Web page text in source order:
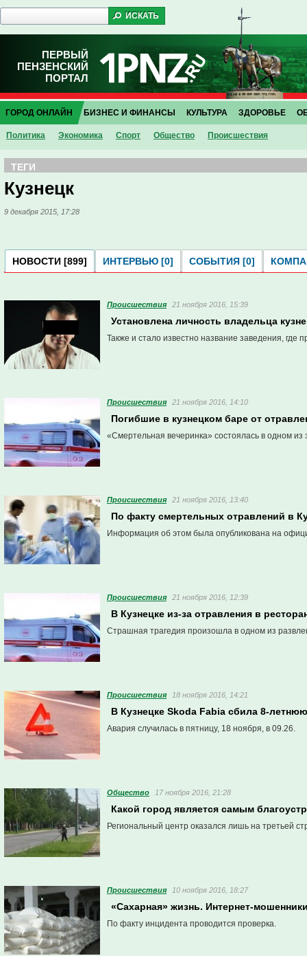
ПЕРВЫЙ
ПЕНЗЕНСКИЙ
ПОРТАЛ
ГОРОД ОНЛАЙН
Политика Экономика Спорт Общество Проиcшествия
БИЗНЕС И ФИНАНСЫ КУЛЬТУРА ЗДОРОВЬЕ
ТЕГИ
Кузнецк
9 декабря 2015, 17:28
НОВОСТИ [899] ИНТЕРВЬЮ [0] СОБЫТИЯ [0]
Проиcшествия 21 ноября 2016, 15:39
Установлена личность владельца
Также и стало известно название заведения, где
Проиcшествия 21 ноября 2016, 14:10
Погибшие в кузнецком баре от
«Смертельная вечеринка» состоялась в одном из
Проиcшествия 21 ноября 2016, 13:40
По факту смертельных отравлений в
Информация об этом была опубликована на
Проиcшествия 21 ноября 2016, 12:39
В Кузнецке из-за отравления в
Страшная трагедия произошла в одном из
Проиcшествия 18 ноября 2016, 14:21
В Кузнецке Skoda Fabia сбила 8-
Авария случилась в пятницу, 18 ноября, в 09.26.
Общество 17 ноября 2016, 21:28
Какой город является самым
Региональный центр оказался лишь на третьей
Проиcшествия 10 ноября 2016, 18:27
«Сахарная» жизнь. Интернет-
По факту инцидента проводится проверка.